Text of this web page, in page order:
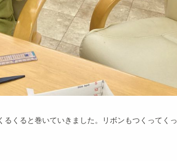
くると巻いていきました。リボンもつくってくっ